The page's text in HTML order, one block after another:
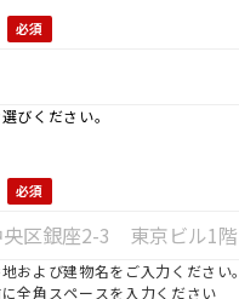
びください。
および建物名をご入力ください。
全角スペースを入力ください